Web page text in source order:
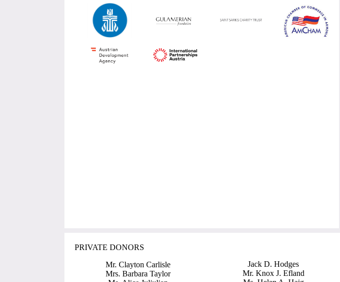
PRIVATE DONORS
Mr. Clayton Carlisle
Mrs. Barbara Taylor
Jack D. Hodges
Mr. Knox J. Efland